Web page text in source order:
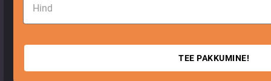
Hind
TEE PAKKUMINE!